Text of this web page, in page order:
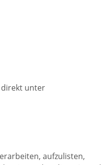
direkt unter
aufzulisten,